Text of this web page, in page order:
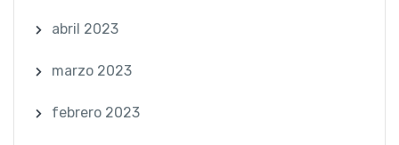
abril 2023
marzo 2023
febrero 2023